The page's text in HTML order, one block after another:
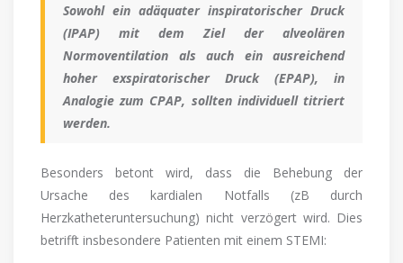
Sowohl ein adäquater inspiratorischer Druck
(IPAP) mit dem Ziel der alveolären
Normoventilation als auch ein ausreichend
hoher exspiratorischer Druck (EPAP), in
Analogie zum CPAP, sollten individuell titriert
werden.
Besonders betont wird, dass die Behebung der
Ursache des kardialen Notfalls (zB durch
Herzkatheteruntersuchung) nicht verzögert wird. Dies
betrifft insbesondere Patienten mit einem STEMI: